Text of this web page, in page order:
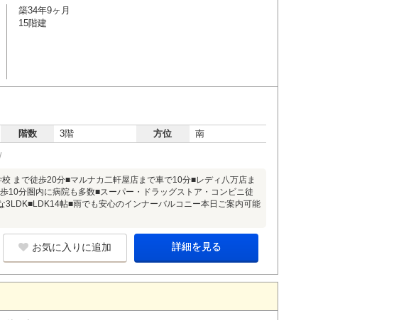
築34年9ヶ月
15階建
階数 3階 方位 南
まで徒歩20分■マルナカ二軒屋店まで車で10分■レディ八万店ま
10分圏内に病院も多数■スーパー・ドラッグストア・コンビニ徒
帖■雨でも安心のインナーバルコニー本日ご案内可能
お気に入りに追加 詳細を見る